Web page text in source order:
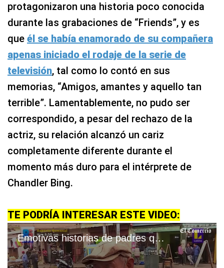
protagonizaron una historia poco conocida
durante las grabaciones de “Friends”, y es
que él se había enamorado de su compañera
apenas iniciado el rodaje de la serie de
televisión, tal como lo contó en sus
memorias, “Amigos, amantes y aquello tan
terrible”. Lamentablemente, no pudo ser
correspondido, a pesar del rechazo de la
actriz, su relación alcanzó un cariz
completamente diferente durante el
momento más duro para el intérprete de
Chandler Bing.
TE PODRÍA INTERESAR ESTE VIDEO:
Emotivas historias de padres que trabajarán en su día